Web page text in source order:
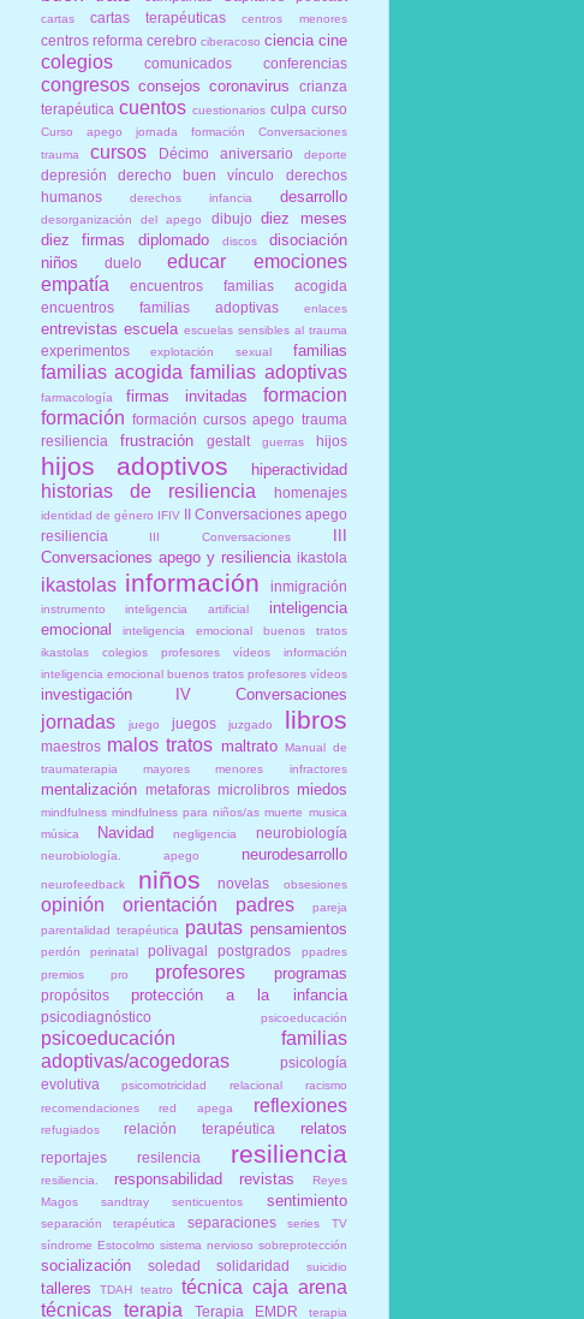
cartas cartas terapéuticas centros menores
centros reforma cerebro ciberacoso ciencia cine
colegios comunicados conferencias
congresos consejos coronavirus
crianza
terapéutica cuentos cuestionarios culpa curso
Curso apego jornada formación Conversaciones
trauma
cursos Décimo aniversario deporte
depresión derecho buen vínculo
derechos
humanos
derechos infancia desarrollo
desorganización del apego dibujo diez meses
diez firmas
diplomado discos
disociación
niños
duelo educar
emociones
empatía
encuentros familias acogida
encuentros familias adoptivas
enlaces
entrevistas escuela escuelas sensibles al trauma
experimentos explotación sexual familias
familias acogida familias adoptivas
farmacología firmas invitadas
formacion
formación formación cursos apego trauma
resiliencia
frustración gestalt guerras hijos
hijos adoptivos hiperactividad
historias de resiliencia homenajes
identidad de género IFIV II Conversaciones apego
resiliencia
III Conversaciones
III
Conversaciones apego y resiliencia ikastola
ikastolas información inmigración
instrumento inteligencia artificial
inteligencia
emocional
inteligencia emocional buenos tratos
ikastolas colegios profesores vídeos información
inteligencia emocional buenos tratos profesores vídeos
investigación IV Conversaciones
jornadas juego juegos juzgado libros
maestros malos tratos maltrato Manual de
traumaterapia
mayores menores infractores
mentalización metaforas microlibros miedos
mindfulness mindfulness para niños/as muerte musica
música
Navidad negligencia neurobiología
neurobiología. apego neurodesarrollo
neurofeedback niños novelas obsesiones
opinión orientación padres
pareja
parentalidad terapéutica
pautas pensamientos
perdón perinatal polivagal postgrados
ppadres
premios
pro profesores programas
propósitos protección a la infancia
psicodiagnóstico psicoeducación
psicoeducación familias
adoptivas/acogedoras
psicología
evolutiva
psicomotricidad relacional
racismo
recomendaciones
red apega reflexiones
refugiados relación terapéutica relatos
reportajes resilencia resiliencia
resiliencia. responsabilidad revistas
Reyes
Magos
sandtray senticuentos sentimiento
separación terapéutica separaciones
series TV
síndrome Estocolmo sistema nervioso sobreprotección
socialización soledad solidaridad suicidio
talleres TDAH teatro
técnica caja arena
técnicas
terapia Terapia EMDR terapia